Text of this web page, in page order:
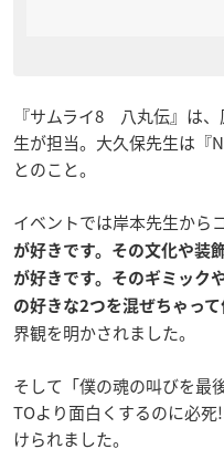
『サムライ8 八丸伝』は
生が担当。大久保先生は『
とのこと。
イベントでは岸本先生から
が好きです。その文化や装
が好きです。そのギミック
の好きな2つを混ぜちゃっ
界観を明かされました。
そして「僕の魂の叫びを最
TOより面白くするのに必
けられました。